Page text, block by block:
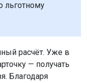
льготному
расчёт. Уже в
— получать
Благодаря